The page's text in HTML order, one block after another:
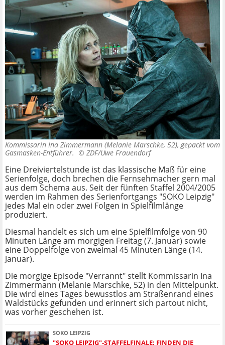
Kommissarin Ina Zimmermann (Melanie Marschke, 52), gepackt vom
Gasmasken-Entführer. © ZDF/Uwe Frauendorf
Eine Dreiviertelstunde ist das klassische Maß für eine
Serienfolge, doch brechen die Fernsehmacher gern mal
aus dem Schema aus. Seit der fünften Staffel 2004/2005
werden im Rahmen des Serienfortgangs "SOKO Leipzig"
jedes Mal ein oder zwei Folgen in Spielfilmlänge
produziert.
Diesmal handelt es sich um eine Spielfilmfolge von 90
Minuten Länge am morgigen Freitag (7. Januar) sowie
eine Doppelfolge von zweimal 45 Minuten Länge (14.
Januar).
Die morgige Episode "Verrannt" stellt Kommissarin Ina
Zimmermann (Melanie Marschke, 52) in den Mittelpunkt.
Die wird eines Tages bewusstlos am Straßenrand eines
Waldstücks gefunden und erinnert sich partout nicht,
was vorher geschehen ist.
SOKO LEIPZIG
"SOKO LEIPZIG"-STAFFELFINALE: FINDEN DIE